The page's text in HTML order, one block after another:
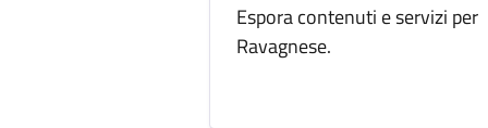
Espora contenuti e servizi per
Ravagnese.